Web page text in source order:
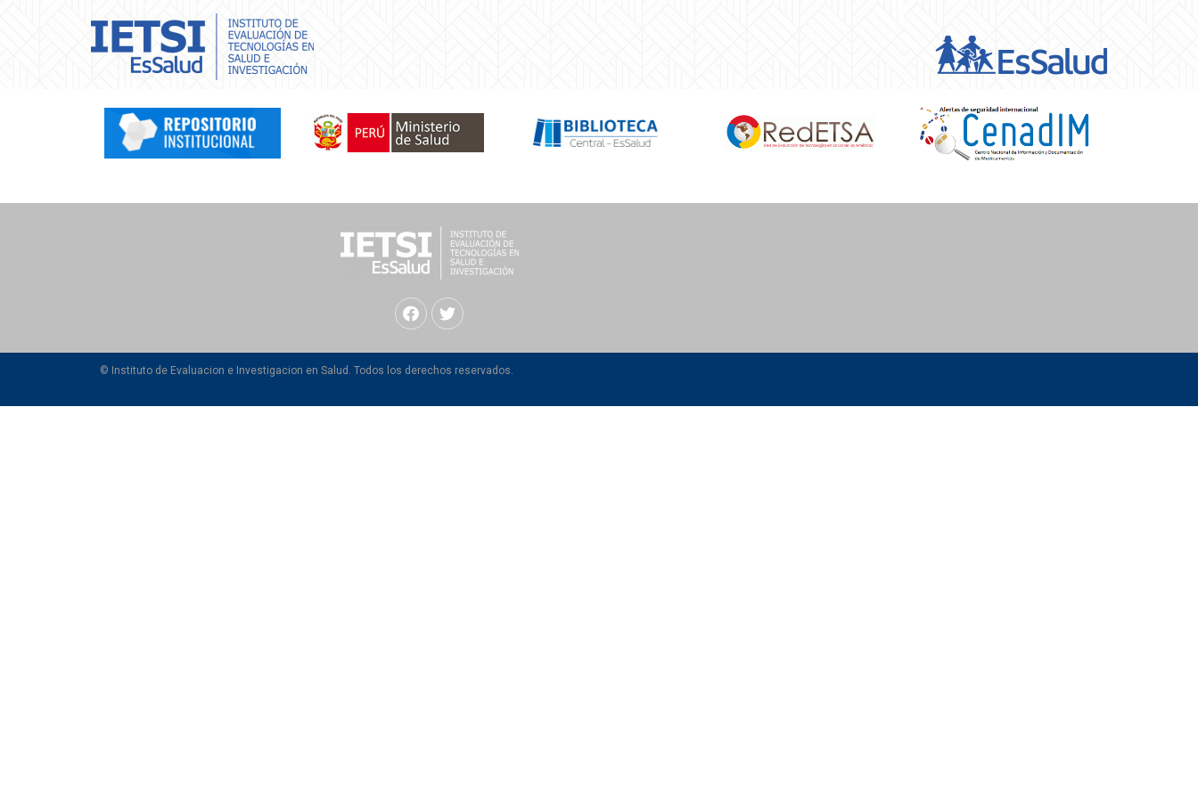
© Instituto de Evaluacion e Investigacion en Salud. Todos los derechos reservados.